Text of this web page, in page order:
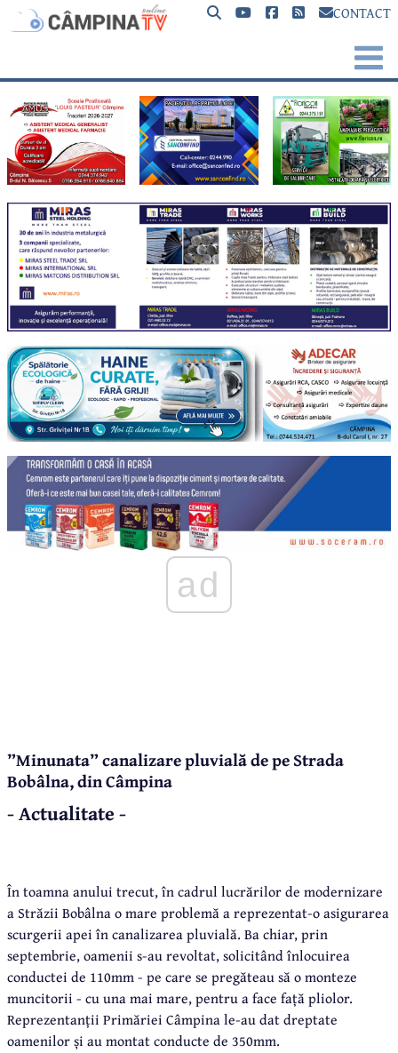
CONTACT
ad
”Minunata” canalizare pluvială de pe Strada
Bobâlna, din Câmpina
- Actualitate -
În toamna anului trecut, în cadrul lucrărilor de modernizare
a Străzii Bobâlna o mare problemă a reprezentat-o asigurarea
scurgerii apei în canalizarea pluvială. Ba chiar, prin
septembrie, oamenii s-au revoltat, solicitând înlocuirea
conductei de 110mm - pe care se pregăteau să o monteze
muncitorii - cu una mai mare, pentru a face față pliolor.
Reprezentanții Primăriei Câmpina le-au dat dreptate
oamenilor și au montat conducte de 350mm.